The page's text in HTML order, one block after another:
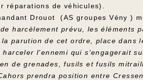
réparations de véhicules).
Drouot (AS groupes Vény )
harcèlement prévu, les éléments
parution de cet ordre, place
harceler l'ennemi qui s'engagerait
de grenades, fusils et fusils
prendra position entre